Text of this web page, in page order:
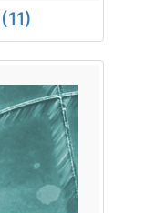
(11)